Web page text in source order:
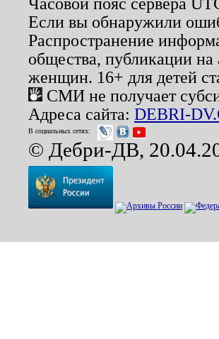
Если вы обнаружили
Распространение
общества, публикации
женщин. 16+ для детей
СМИ не получает
Адреса сайта: DEBRI-
В социальных сетях:
© Дебри-ДВ,